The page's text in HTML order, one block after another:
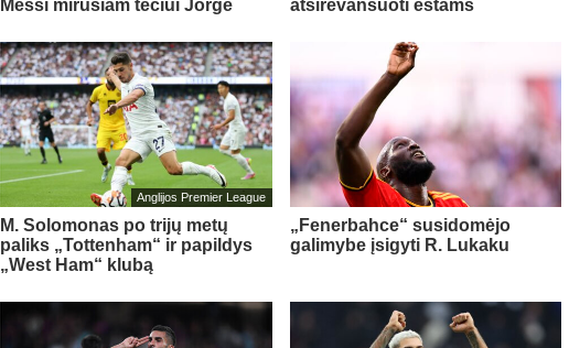
Messi mirusiam tėčiui Jorge
atsirevanšuoti estams
Anglijos Premier League
M. Solomonas po trijų metų
paliks „Tottenham“ ir papildys
„West Ham“ klubą
„Fenerbahce“ susidomėjo
galimybe įsigyti R. Lukaku